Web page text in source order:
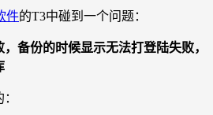
件的T3中碰到一个问题：
备份的时候显示无法打登陆失败，